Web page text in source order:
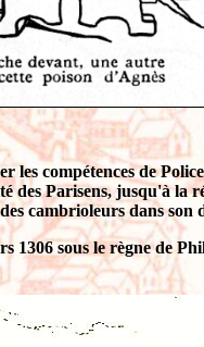
les compétences de
des Parisens, jusqu'à
cambrioleurs dans son
sous le règne de